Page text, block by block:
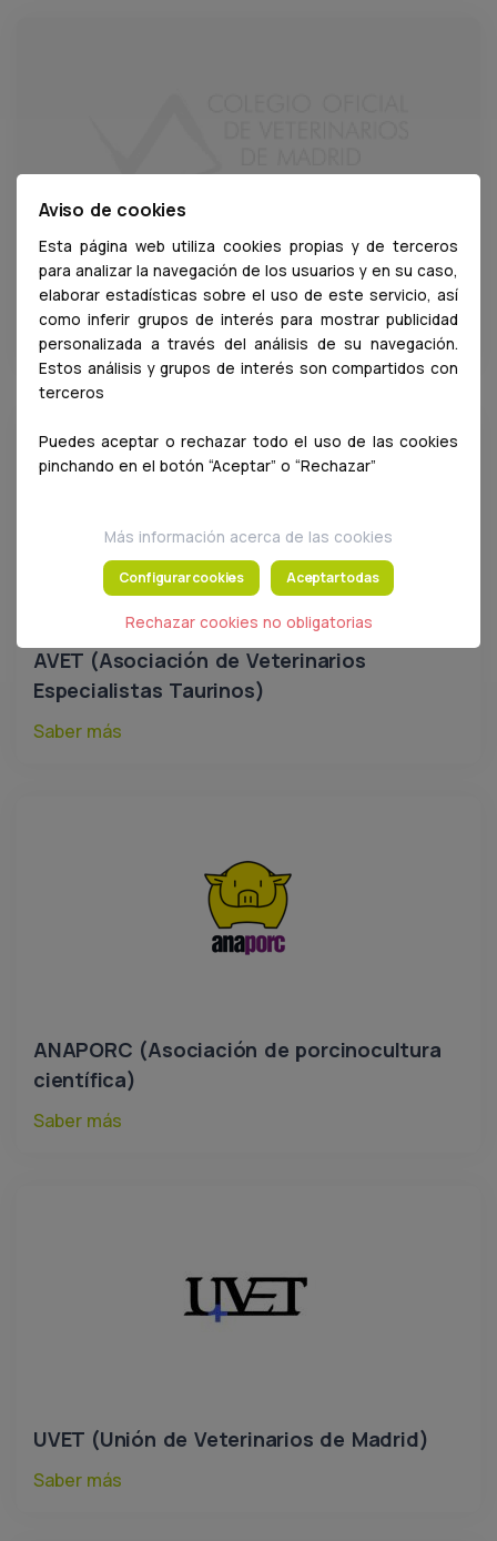
AMVTL (Asociación Madrilena de
Veterinarios del Toro de Lidia)
Saber más
AVET (Asociación de Veterinarios
Especialistas Taurinos)
Saber más
ANAPORC (Asociación de porcinocultura
científica)
Saber más
UVET (Unión de Veterinarios de Madrid)
Saber más
Aviso de cookies
Esta página web utiliza cookies propias y de terceros
para analizar la navegación de los usuarios y en su caso,
elaborar estadísticas sobre el uso de este servicio, así
como inferir grupos de interés para mostrar publicidad
personalizada a través del análisis de su navegación.
Estos análisis y grupos de interés son compartidos con
terceros
Puedes aceptar o rechazar todo el uso de las cookies
pinchando en el botón “Aceptar” o “Rechazar”
Más información acerca de las cookies
Configurar cookies Aceptar todas
Rechazar cookies no obligatorias